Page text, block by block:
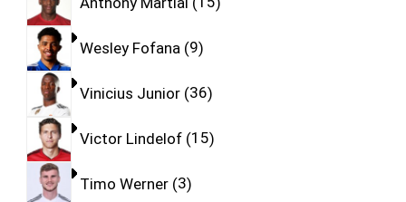
Wesley Fofana 9
Vinicius Junior 36
Victor Lindelof 15
Timo Werner 3